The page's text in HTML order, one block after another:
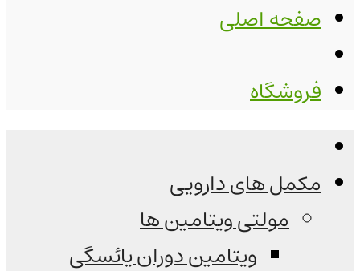
صفحه اصلی
فروشگاه
مکمل های دارویی
مولتی ویتامین ها
ویتامین دوران یائسگی